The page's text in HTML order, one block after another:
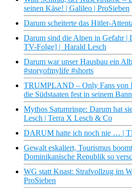
seinen Käse! | Galileo | ProSieben
Darum scheiterte das Hitler-
Darum sind die Alpen in Gefahr |
TV-Folge] | Harald Lesch
Darum war unser Hausbau ein
#storyofmylife #shorts
TRUMPLAND – Only Fans von
die Südstaaten fest in seinem
Mythos Saturnringe: Darum hat
Lesch | Terra X Lesch & Co
DARUM hatte ich noch nie … |
Gewalt eskaliert, Tourismus
Dominikanische Republik so
WG statt Knast: Strafvollzug im
ProSieben